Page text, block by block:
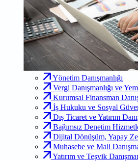
Yönetim Danışmanlığı
Vergi Danışmanlığı ve
Kurumsal Finansman
İş Hukuku ve Sosyal
Dış Ticaret ve Yatırım
Bağımsız Denetim
Dijital Dönüşüm, Yapay
Muhasebe ve Mali
Yatırım ve Teşvik